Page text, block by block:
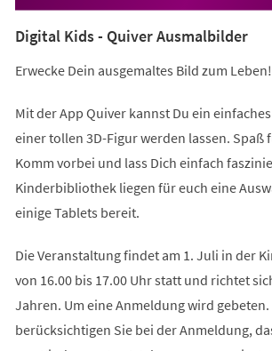
Digital Kids - Quiver Ausmalbilder
Erwecke Dein ausgemaltes Bild zum Leben!
Mit der App Quiver kannst Du ein
einer tollen 3D-Figur werden lassen. Spaß
Komm vorbei und lass Dich einfach
Kinderbibliothek liegen für euch eine
einige Tablets bereit.
Die Veranstaltung findet am 1. Juli in der
von 16.00 bis 17.00 Uhr statt und richtet
Jahren. Um eine Anmeldung wird
berücksichtigen Sie bei der Anmeldung,